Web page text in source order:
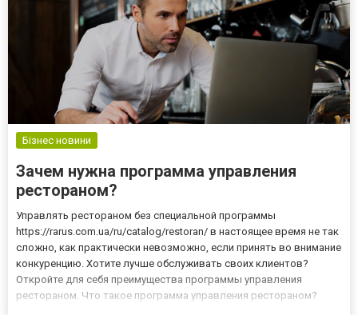
Бізнес новини
Зачем нужна программа управления
рестораном?
Управлять рестораном без специальной программы
https://rarus.com.ua/ru/catalog/restoran/ в настоящее время не так
сложно, как практически невозможно, если принять во внимание
конкуренцию. Хотите лучше обслуживать своих клиентов?
Откройте для себя преимущества программы управления
рестораном. Что такое программа управления рестораном?